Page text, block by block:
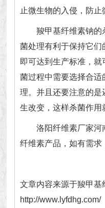
止微生物的入侵，防止
羧甲基纤维素钠的
菌处理有利于保持它
即可达到生产标准，
菌过程中需要选择合
理。并且还要注意的
生改变，这样杀菌作用
洛阳纤维素厂家河
纤维素产品，如有需
文章内容来源于羧甲基
http://www.lyfdhg.com/